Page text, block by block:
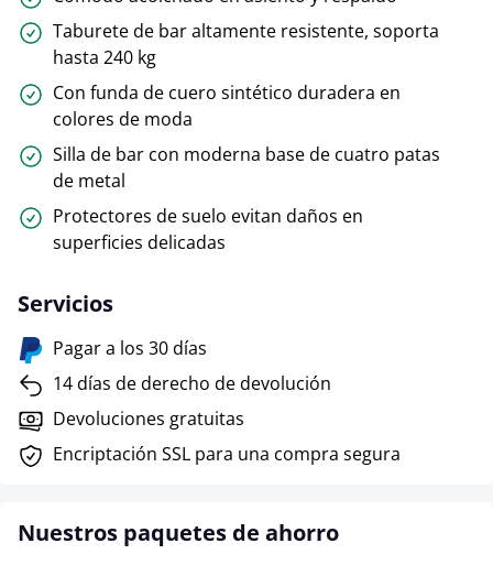
Taburete de bar altamente resistente, soporta
hasta 240 kg
Con funda de cuero sintético duradera en
colores de moda
Silla de bar con moderna base de cuatro patas
de metal
Protectores de suelo evitan daños en
superficies delicadas
Servicios
Pagar a los 30 días
14 días de derecho de devolución
Devoluciones gratuitas
Encriptación SSL para una compra segura
Nuestros paquetes de ahorro